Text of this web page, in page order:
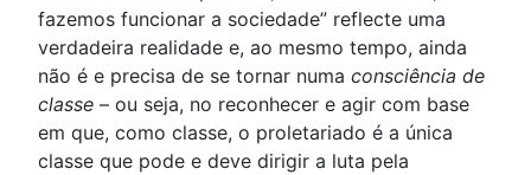
fazemos funcionar a sociedade” reflecte uma
verdadeira realidade e, ao mesmo tempo, ainda
não é e precisa de se tornar numa consciência de
classe – ou seja, no reconhecer e agir com base
em que, como classe, o proletariado é a única
classe que pode e deve dirigir a luta pela